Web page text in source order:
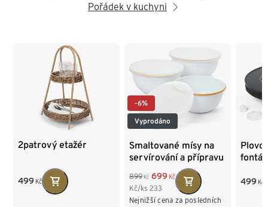
Pořádek v kuchyni arrow_right
2patrový etažér
499 Kč
-6%
Vyprodáno
Smaltované mísy na
servírování a přípravu
s víkem, 3 ks
899 Kč 699 Kč
Kč/ks 233
Nejnižší cena za posledních
499 Kč